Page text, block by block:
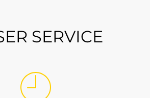
SERVICE